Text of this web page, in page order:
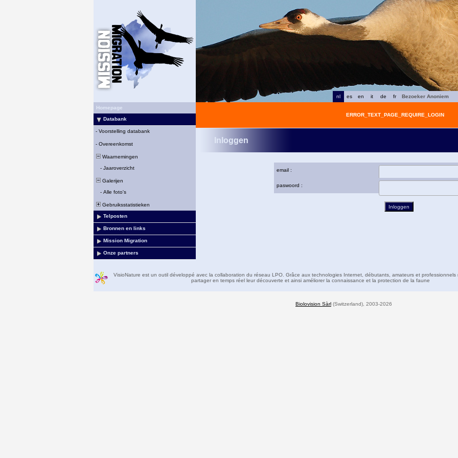
fr
de
it
en
es
nl
Bezoeker Anoniem
Homepage
Databank
- Voorstelling databank
- Overeenkomst
Waarnemingen
- Jaaroverzicht
Galerijen
- Alle foto's
Gebruiksstatistieken
Telposten
Bronnen en links
Mission Migration
Onze partners
ERROR_TEXT_PAGE_REQUIRE_LOGIN
Inloggen
email :
paswoord :
VisioNature est un outil développé avec la collaboration du réseau LPO. Grâce aux technologies Internet, débutants, amateurs et professionnels
partager en temps réel leur découverte et ainsi améliorer la connaissance et la protection de la faune
Biolovision Sàrl (Switzerland), 2003-2026